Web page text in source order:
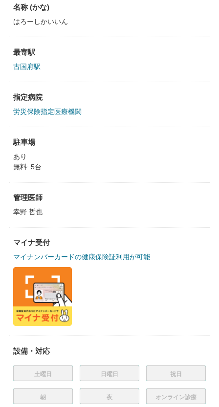
名称 (かな)
はろーしかいいん
最寄駅
古国府駅
指定病院
労災保険指定医療機関
駐車場
あり
無料: 5台
管理医師
幸野 哲也
マイナ受付
マイナンバーカードの健康保険証利用が可能
設備・対応
土曜日 日曜日 祝日
朝 夜 オンライン診療